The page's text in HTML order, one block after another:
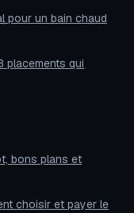
pour un bain chaud
placements qui
bons plans et
choisir et payer le